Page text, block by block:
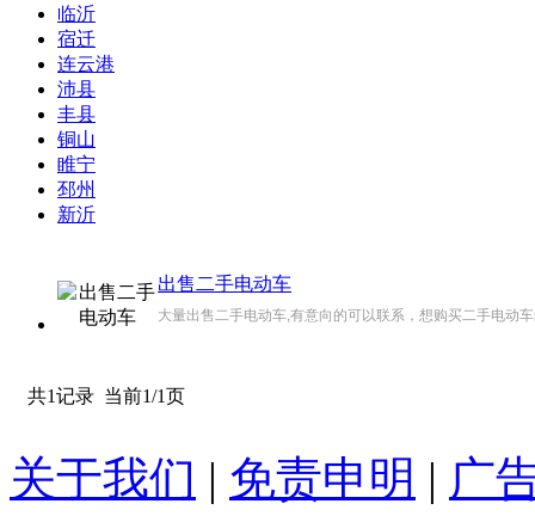
临沂
宿迁
连云港
沛县
丰县
铜山
睢宁
邳州
新沂
出售二手电动车
大量出售二手电动车,有意向的可以联系，想购买二手电动
共1记录 当前1/1页
关于我们 | 免责申明 | 广